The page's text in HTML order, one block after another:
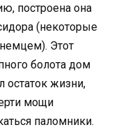
построена она
(некоторые
Этот
болота дом
остаток жизни,
мощи
паломники.